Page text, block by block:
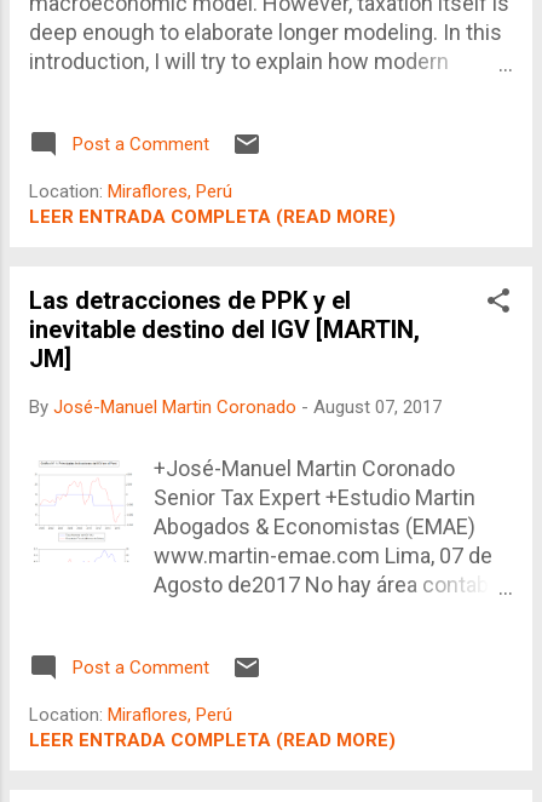
deep enough to elaborate longer modeling. In this
introduction, I will try to explain how modern
of fiscal or tax policy. The first idea of taxation in
disposable income, like this: YD = Y – T = Y – Y.t =
(1-t).Y. While this equation might seem correct, it
base. The main issue here is that it isn’t. However,
that equation might be useful to create the
indicator of effective tax burden, where “t”
Martin Coronado Lima, 30 de setiembre de 2017
Post a Comment
Location: Miraflores, Perú
LEER ENTRADA COMPLETA (READ MORE)
Las detracciones de PPK y el
inevitable destino del IGV [MARTIN,
JM]
By José-Manuel Martin Coronado - August 07, 2017
+José-Manuel Martin Coronado
Senior Tax Expert +Estudio Martin
Abogados & Economistas (EMAE)
www.martin-emae.com Lima, 07 de
Agosto de2017 No hay área contable
sistema de detracciones, como parte
tributaria, sujeta a sanción, por lo que
no hay mucho margen de maniobra,
Post a Comment
Location: Miraflores, Perú
LEER ENTRADA COMPLETA (READ MORE)